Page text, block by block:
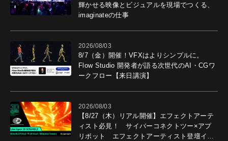
輝かせる映像とビジュアルを現場でつくる、
imaginateの仕事
2026/08/03
8/7（金）開催！VFXはよりシンプルに。
Flow Studio 開発者が語る次世代のAI・CGワ
ークフロー【来日講演】
2026/08/03
【8/27（木）リアル開催】エフェクトアーテ
ィスト必見！ サイバーコネクトツー×アプ
リボット エフェクトアーティスト登壇イベ